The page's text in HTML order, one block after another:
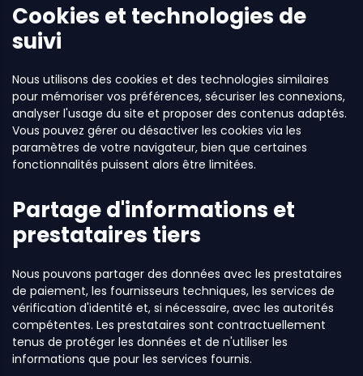
Cookies et technologies de
suivi
Nous utilisons des cookies et des technologies similaires
pour mémoriser vos préférences, sécuriser les connexions,
analyser l'usage du site et proposer des contenus adaptés.
Vous pouvez gérer ou désactiver les cookies via les
paramètres de votre navigateur, bien que certaines
fonctionnalités puissent alors être limitées.
Partage d'informations et
prestataires tiers
Nous pouvons partager des données avec les prestataires
de paiement, les fournisseurs techniques, les services de
vérification d'identité et, si nécessaire, avec les autorités
compétentes. Les prestataires sont contractuellement
tenus de protéger les données et de n'utiliser les
informations que pour les services fournis.